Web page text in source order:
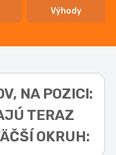
Výhody
NA POZICI:
TERAZ
OKRUH: